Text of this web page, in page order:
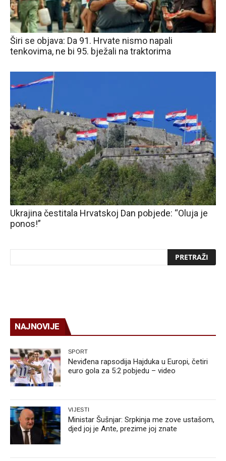
Širi se objava: Da 91. Hrvate nismo napali
tenkovima, ne bi 95. bježali na traktorima
Ukrajina čestitala Hrvatskoj Dan pobjede: “Oluja je
ponos!”
NAJNOVIJE
SPORT
Neviđena rapsodija Hajduka u Europi, četiri
euro gola za 5:2 pobjedu – video
VIJESTI
Ministar Šušnjar: Srpkinja me zove ustašom,
djed joj je Ante, prezime joj znate